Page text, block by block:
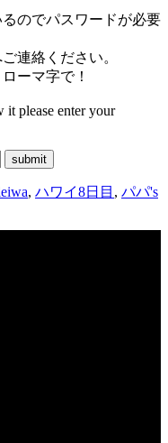
のでパスワードが必要
連絡ください。
ーマ字で！
it please enter your
, ハワイ8日目 , パパ's